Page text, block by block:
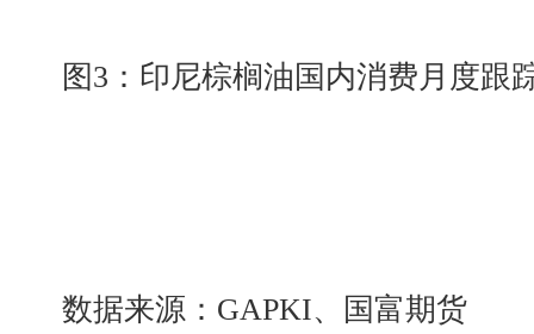
图3：印尼棕榈油国内消费月度跟
数据来源：GAPKI、国富期货